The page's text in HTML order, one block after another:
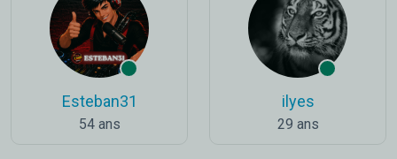
Esteban31
54 ans
ilyes
29 ans